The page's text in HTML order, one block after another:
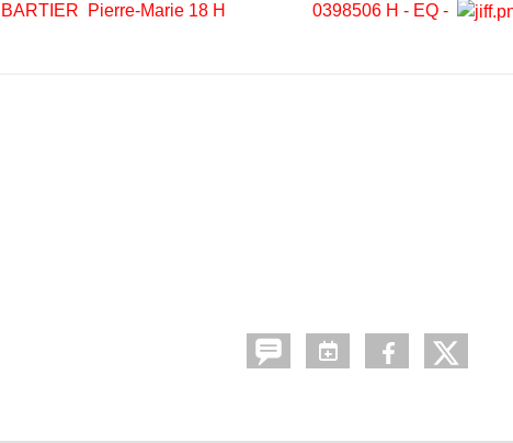
BARTIER Pierre-Marie 18 H 0398506 H - EQ -